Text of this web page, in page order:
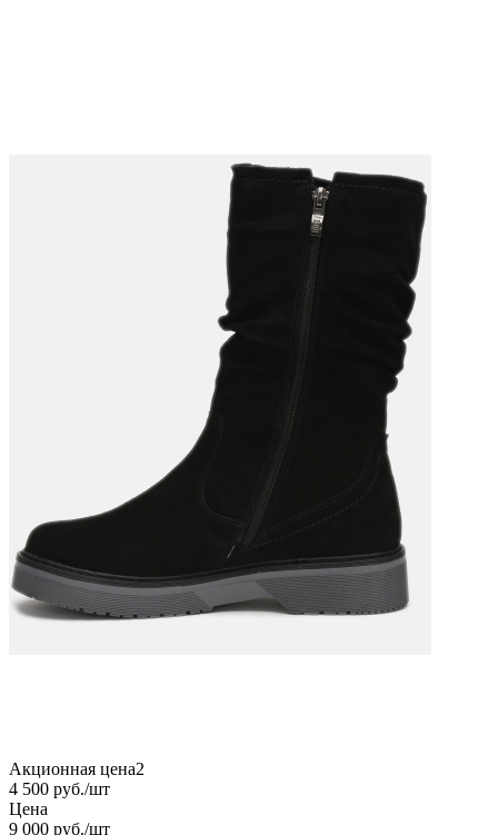
Акционная цена2
4 500 руб./шт
Цена
9 000 руб./шт